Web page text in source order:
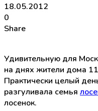
18.05.2012
0
Share
Удивительную для
на днях жители дома
Практически целый
разгуливала семья
лосенок.